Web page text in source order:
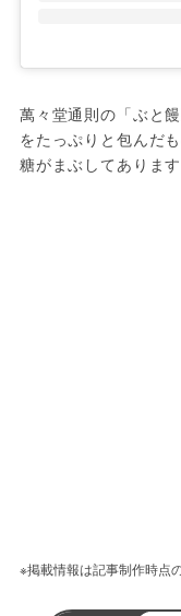
萬々堂通則の「ぶと
をたっぷりと包んだ
糖がまぶしてありま
※掲載情報は記事制作時点